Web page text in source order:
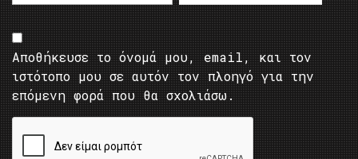
Αποθήκευσε το όνομά μου, email, και τον
ιστότοπο μου σε αυτόν τον πλοηγό για την
επόμενη φορά που θα σχολιάσω.